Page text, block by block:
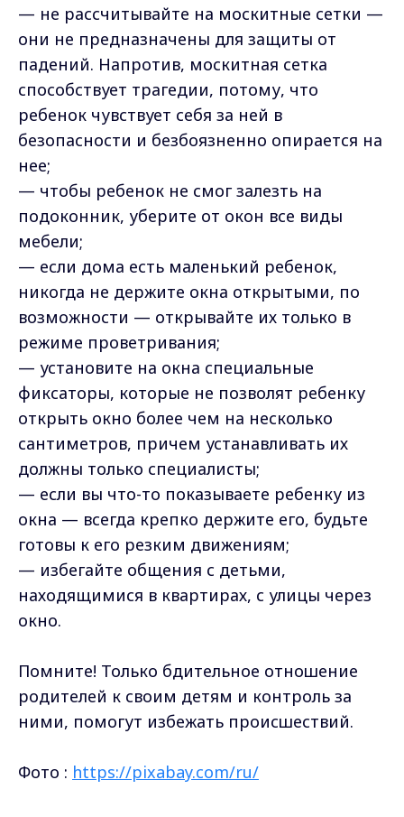
— не рассчитывайте на москитные сетки —
они не предназначены для защиты от
падений. Напротив, москитная сетка
способствует трагедии, потому, что
ребенок чувствует себя за ней в
безопасности и безбоязненно опирается на
нее;
— чтобы ребенок не смог залезть на
подоконник, уберите от окон все виды
мебели;
— если дома есть маленький ребенок,
никогда не держите окна открытыми, по
возможности — открывайте их только в
режиме проветривания;
— установите на окна специальные
фиксаторы, которые не позволят ребенку
открыть окно более чем на несколько
сантиметров, причем устанавливать их
должны только специалисты;
— если вы что-то показываете ребенку из
окна — всегда крепко держите его, будьте
готовы к его резким движениям;
— избегайте общения с детьми,
находящимися в квартирах, с улицы через
окно.
Помните! Только бдительное отношение
родителей к своим детям и контроль за
ними, помогут избежать происшествий.
Фото : https://pixabay.com/ru/